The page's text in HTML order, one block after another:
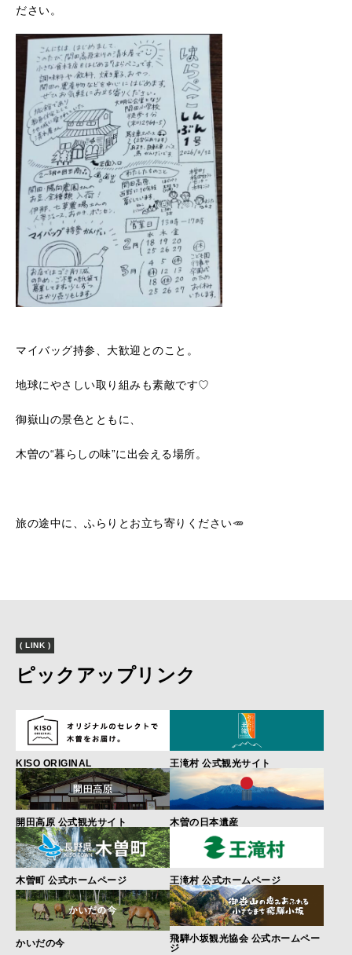
ださい。
マイバッグ持参、大歓迎とのこと。
地球にやさしい取り組みも素敵です♡
御嶽山の景色とともに、
木曽の“暮らしの味”に出会える場所。
旅の途中に、ふらりとお立ち寄りください🥕
( LINK )
ピックアップリンク
KISO ORIGINAL 王滝村 公式観光サイト
開田高原 公式観光サイト 木曽の日本遺産
木曽町 公式ホームページ 王滝村 公式ホームページ
かいだの今
飛騨小坂観光協会 公式ホームペー
ジ